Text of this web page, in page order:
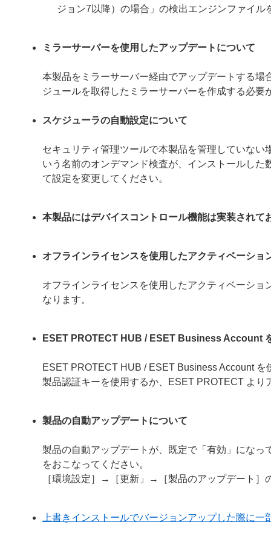
ジョン7以降）の場合」の検出エンジンファイル
ミラーサーバーを使用したアップデートについて
本製品をミラーサーバー経由でアップデートする
ジュールを取得したミラーサーバーを作成する必要
スケジューラの自動設定について
セキュリティ管理ツールで本製品を管理していな
いう名前のオンデマンド検査が、インストールし
て設定を変更してください。
本製品にはデバイスコントロール機能は実装されて
オフラインライセンスを使用したアクティベーショ
オフラインライセンスを使用したアクティベーシ
なります。
ESET PROTECT HUB / ESET Business Account
ESET PROTECT HUB / ESET Business Account
製品認証キーを使用するか、ESET PROTECT よ
製品の自動アップデートについて
製品の自動アップデートが、既定で「有効」にな
をおこなってください。
［環境設定］→［更新」→［製品のアップデート］
上書きインストールでバージョンアップした際に一